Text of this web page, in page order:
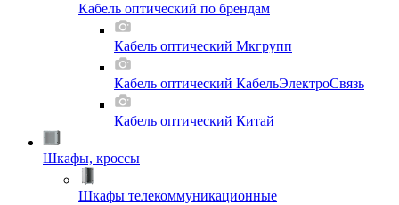
Кабель оптический по брендам
Кабель оптический Мкгрупп
Кабель оптический КабельЭлектроСвязь
Кабель оптический Китай
Шкафы, кроссы
Шкафы телекоммуникационные